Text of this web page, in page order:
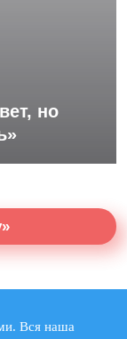
но
Вся наша